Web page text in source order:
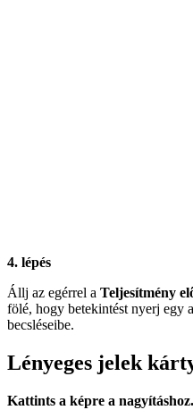
4. lépés
Állj az egérrel a Teljesítmény
fölé, hogy betekintést nyerj egy
becsléseibe.
Lényeges jelek
Kattints a képre a nagyításhoz.